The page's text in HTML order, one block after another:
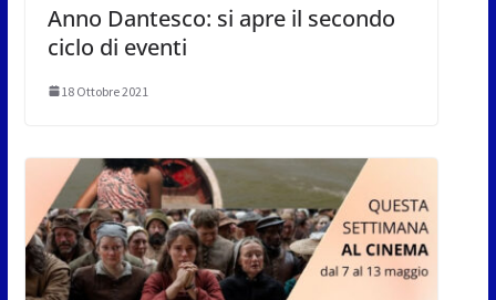
Anno Dantesco: si apre il secondo
ciclo di eventi
18 Ottobre 2021